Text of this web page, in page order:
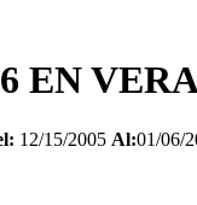
EN
12/15/2005 Al:01/06/